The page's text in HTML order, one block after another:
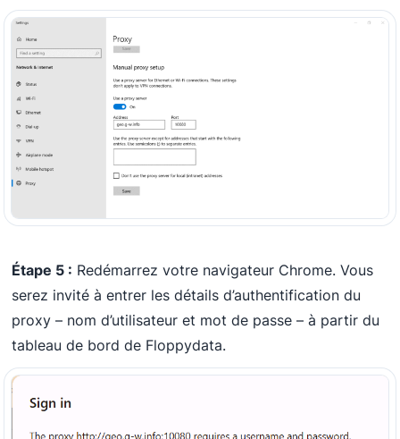
Étape 5 : Redémarrez votre navigateur Chrome. Vous
serez invité à entrer les détails d’authentification du
proxy – nom d’utilisateur et mot de passe – à partir du
tableau de bord de Floppydata.